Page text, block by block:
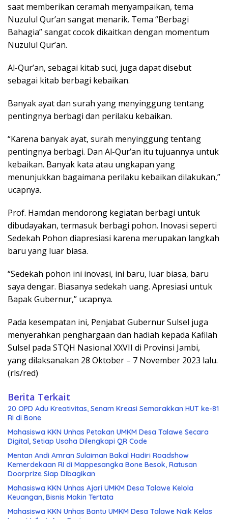
saat memberikan ceramah menyampaikan, tema
Nuzulul Qur’an sangat menarik. Tema “Berbagi
Bahagia” sangat cocok dikaitkan dengan momentum
Nuzulul Qur’an.
Al-Qur’an, sebagai kitab suci, juga dapat disebut
sebagai kitab berbagi kebaikan.
Banyak ayat dan surah yang menyinggung tentang
pentingnya berbagi dan perilaku kebaikan.
“Karena banyak ayat, surah menyinggung tentang
pentingnya berbagi. Dan Al-Qur’an itu tujuannya untuk
kebaikan. Banyak kata atau ungkapan yang
menunjukkan bagaimana perilaku kebaikan dilakukan,”
ucapnya.
Prof. Hamdan mendorong kegiatan berbagi untuk
dibudayakan, termasuk berbagi pohon. Inovasi seperti
Sedekah Pohon diapresiasi karena merupakan langkah
baru yang luar biasa.
“Sedekah pohon ini inovasi, ini baru, luar biasa, baru
saya dengar. Biasanya sedekah uang. Apresiasi untuk
Bapak Gubernur,” ucapnya.
Pada kesempatan ini, Penjabat Gubernur Sulsel juga
menyerahkan penghargaan dan hadiah kepada Kafilah
Sulsel pada STQH Nasional XXVII di Provinsi Jambi,
yang dilaksanakan 28 Oktober – 7 November 2023 lalu.
(rls/red)
Berita Terkait
20 OPD Adu Kreativitas, Senam Kreasi Semarakkan HUT ke-81
RI di Bone
Mahasiswa KKN Unhas Petakan UMKM Desa Talawe Secara
Digital, Setiap Usaha Dilengkapi QR Code
Mentan Andi Amran Sulaiman Bakal Hadiri Roadshow
Kemerdekaan RI di Mappesangka Bone Besok, Ratusan
Doorprize Siap Dibagikan
Mahasiswa KKN Unhas Ajari UMKM Desa Talawe Kelola
Keuangan, Bisnis Makin Tertata
Mahasiswa KKN Unhas Bantu UMKM Desa Talawe Naik Kelas